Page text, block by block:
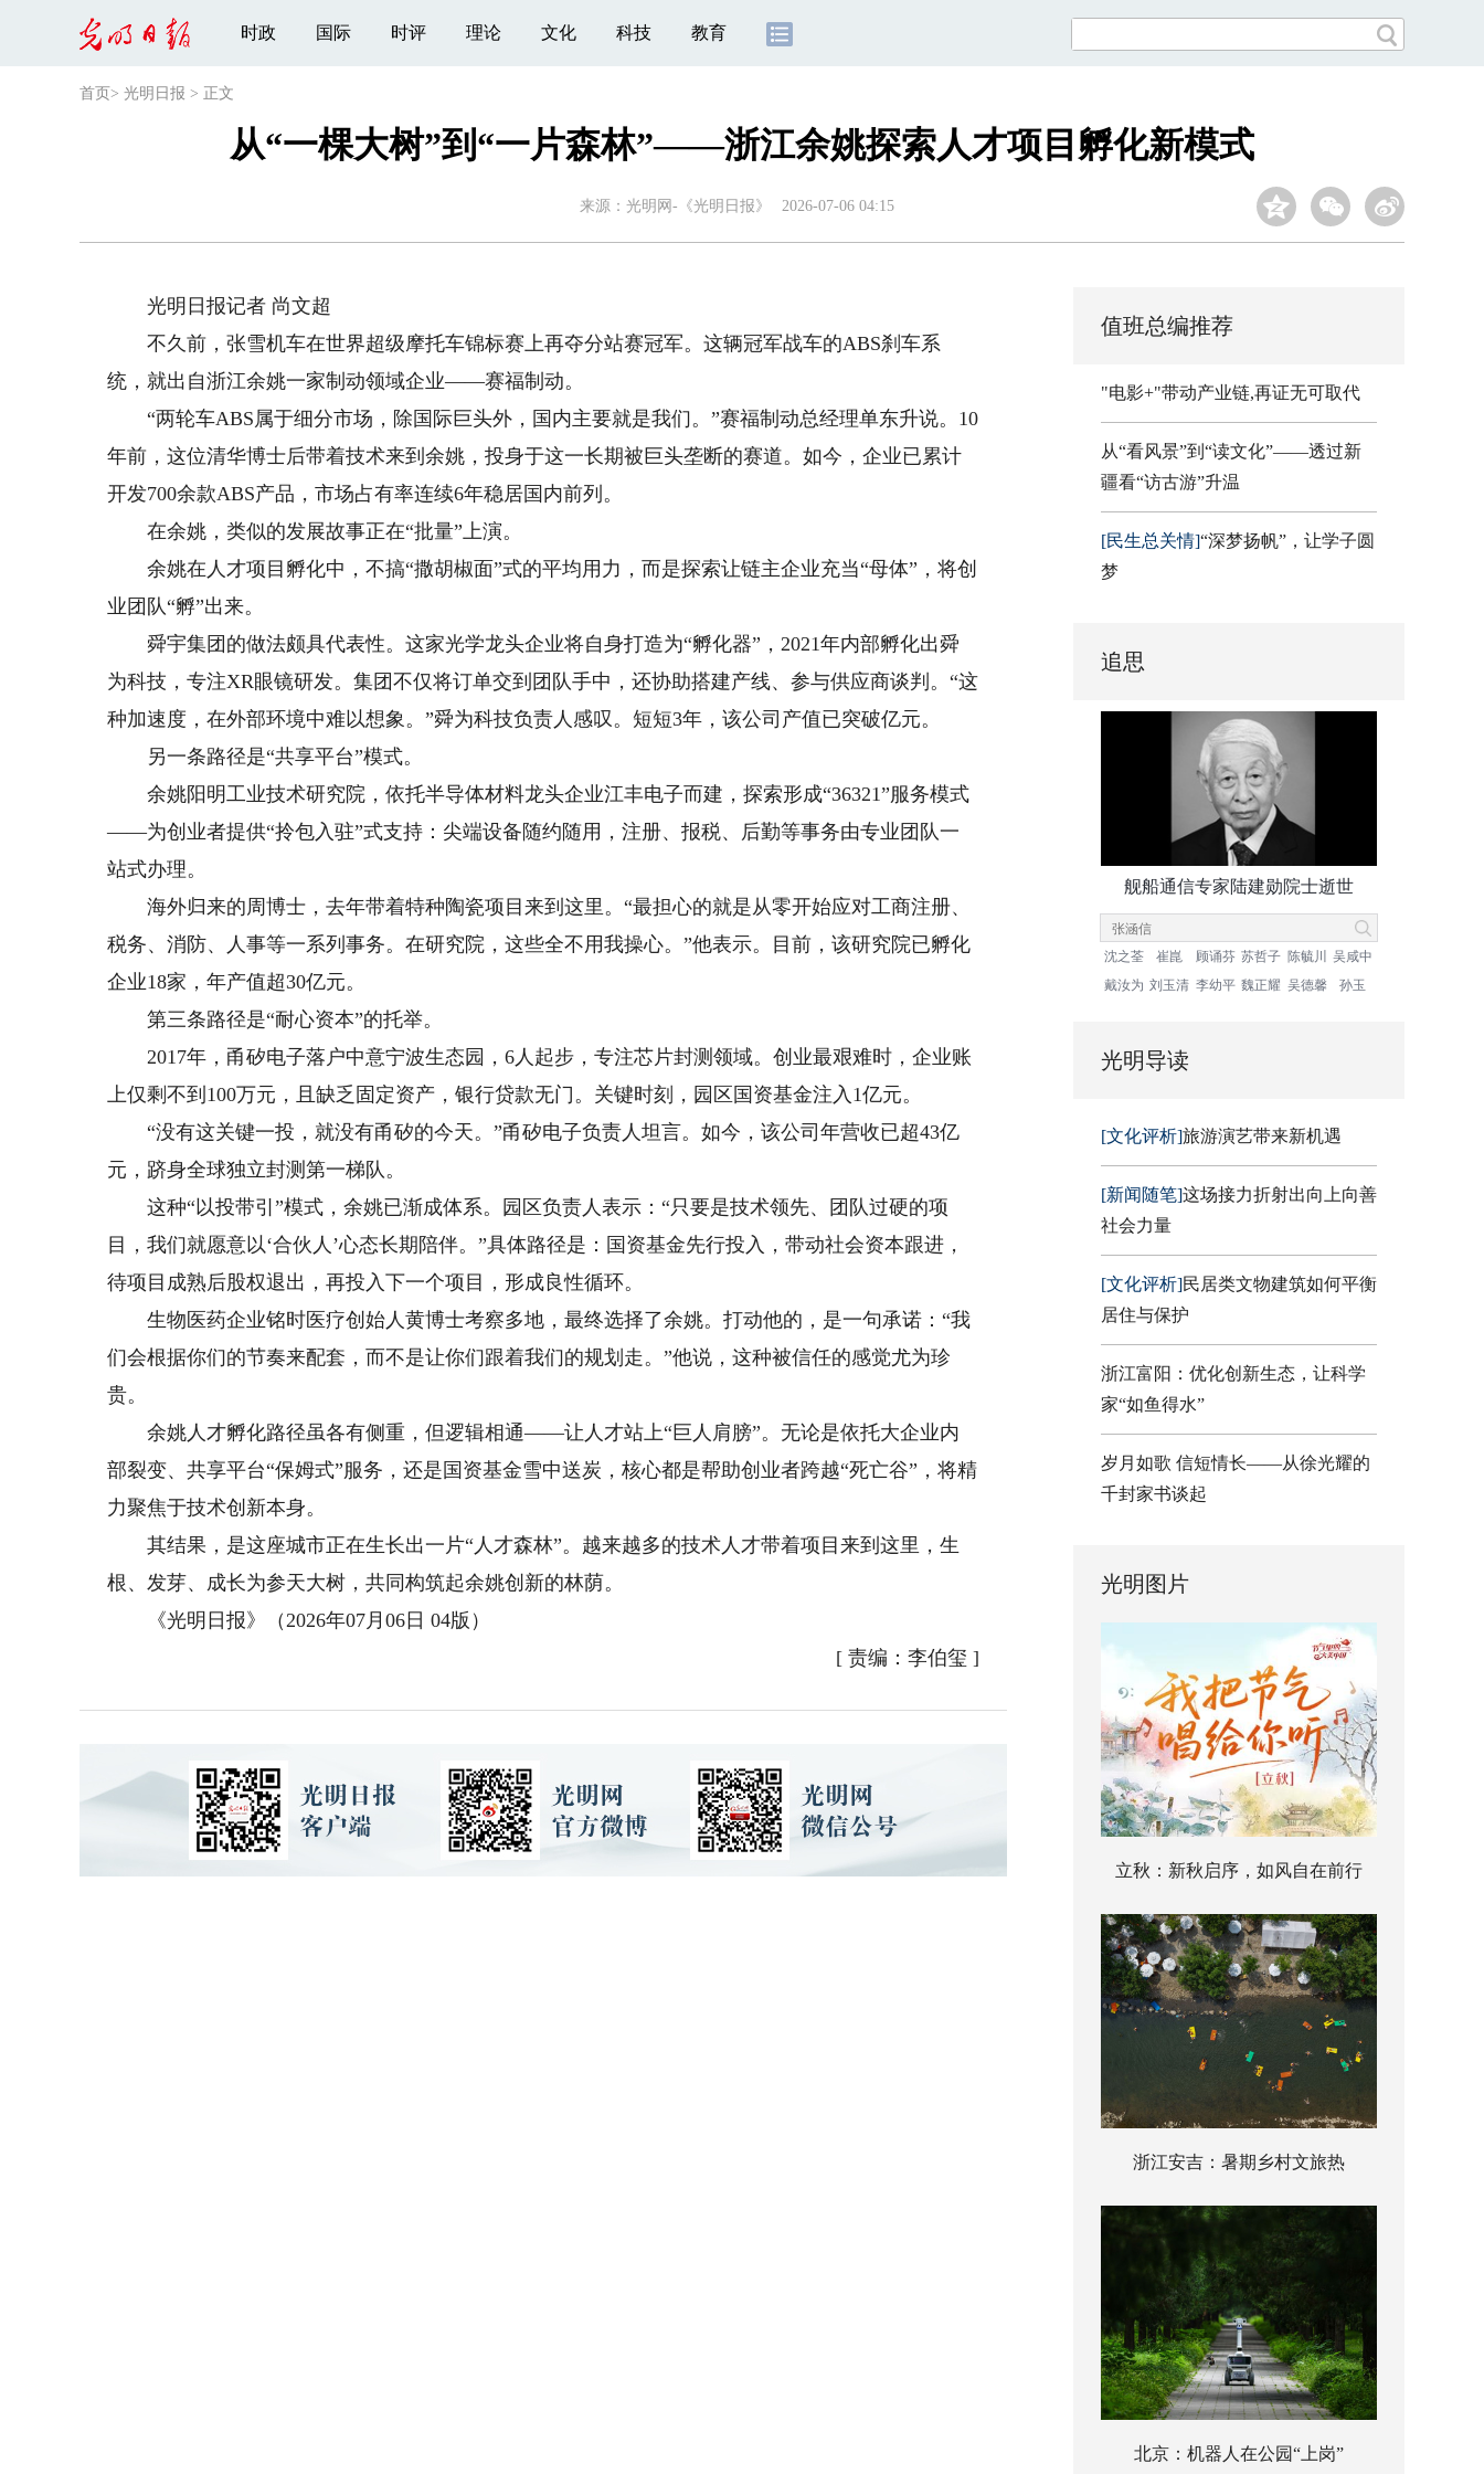
时政 国际 时评 理论 文化 科技 教育
首页 > 光明日报 > 正文
从“一棵大树”到“一片森林”——浙江余姚探索人才项目孵化新模式
来源： 光明网-《光明日报》 2026-07-06 04:15
光明日报记者 尚文超
不久前，张雪机车在世界超级摩托车锦标赛上再夺分站赛冠军。这辆冠军战车的ABS刹车系
统，就出自浙江余姚一家制动领域企业——赛福制动。
“两轮车ABS属于细分市场，除国际巨头外，国内主要就是我们。”赛福制动总经理单东升说。10
年前，这位清华博士后带着技术来到余姚，投身于这一长期被巨头垄断的赛道。如今，企业已累计
开发700余款ABS产品，市场占有率连续6年稳居国内前列。
在余姚，类似的发展故事正在“批量”上演。
余姚在人才项目孵化中，不搞“撒胡椒面”式的平均用力，而是探索让链主企业充当“母体”，将创
业团队“孵”出来。
舜宇集团的做法颇具代表性。这家光学龙头企业将自身打造为“孵化器”，2021年内部孵化出舜
为科技，专注XR眼镜研发。集团不仅将订单交到团队手中，还协助搭建产线、参与供应商谈判。“这
种加速度，在外部环境中难以想象。”舜为科技负责人感叹。短短3年，该公司产值已突破亿元。
另一条路径是“共享平台”模式。
余姚阳明工业技术研究院，依托半导体材料龙头企业江丰电子而建，探索形成“36321”服务模式
——为创业者提供“拎包入驻”式支持：尖端设备随约随用，注册、报税、后勤等事务由专业团队一
站式办理。
海外归来的周博士，去年带着特种陶瓷项目来到这里。“最担心的就是从零开始应对工商注册、
税务、消防、人事等一系列事务。在研究院，这些全不用我操心。”他表示。目前，该研究院已孵化
企业18家，年产值超30亿元。
第三条路径是“耐心资本”的托举。
2017年，甬矽电子落户中意宁波生态园，6人起步，专注芯片封测领域。创业最艰难时，企业账
上仅剩不到100万元，且缺乏固定资产，银行贷款无门。关键时刻，园区国资基金注入1亿元。
“没有这关键一投，就没有甬矽的今天。”甬矽电子负责人坦言。如今，该公司年营收已超43亿
元，跻身全球独立封测第一梯队。
这种“以投带引”模式，余姚已渐成体系。园区负责人表示：“只要是技术领先、团队过硬的项
目，我们就愿意以‘合伙人’心态长期陪伴。”具体路径是：国资基金先行投入，带动社会资本跟进，
待项目成熟后股权退出，再投入下一个项目，形成良性循环。
生物医药企业铭时医疗创始人黄博士考察多地，最终选择了余姚。打动他的，是一句承诺：“我
们会根据你们的节奏来配套，而不是让你们跟着我们的规划走。”他说，这种被信任的感觉尤为珍
贵。
余姚人才孵化路径虽各有侧重，但逻辑相通——让人才站上“巨人肩膀”。无论是依托大企业内
部裂变、共享平台“保姆式”服务，还是国资基金雪中送炭，核心都是帮助创业者跨越“死亡谷”，将精
力聚焦于技术创新本身。
其结果，是这座城市正在生长出一片“人才森林”。越来越多的技术人才带着项目来到这里，生
根、发芽、成长为参天大树，共同构筑起余姚创新的林荫。
《光明日报》（2026年07月06日 04版）
[ 责编：李伯玺 ]
值班总编推荐
"电影+"带动产业链,再证无可取代
从“看风景”到“读文化”——透过新
疆看“访古游”升温
[民生总关情]“深梦扬帆”，让学子圆
梦
追思
舰船通信专家陆建勋院士逝世
沈之荃 崔崑 顾诵芬 苏哲子 陈毓川
吴咸中
戴汝为 刘玉清 李幼平 魏正耀 吴德馨 孙玉
光明导读
[文化评析]旅游演艺带来新机遇
[新闻随笔]这场接力折射出向上向善
社会力量
[文化评析]民居类文物建筑如何平衡
居住与保护
浙江富阳：优化创新生态，让科学
家“如鱼得水”
岁月如歌 信短情长——从徐光耀的
千封家书谈起
光明图片
立秋：新秋启序，如风自在前行
浙江安吉：暑期乡村文旅热
北京：机器人在公园“上岗”